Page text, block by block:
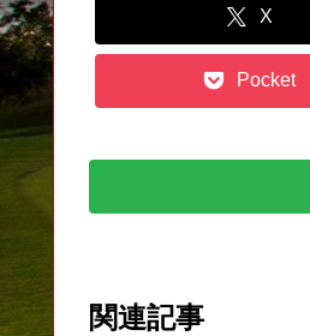
X
Pocket
関連記事